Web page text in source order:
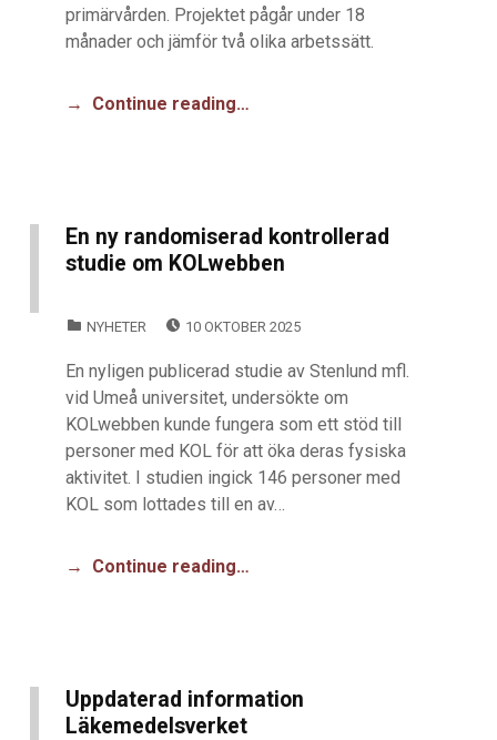
primärvården. Projektet pågår under 18
månader och jämför två olika arbetssätt.
Continue reading…
En ny randomiserad kontrollerad
studie om KOLwebben
NYHETER
10 OKTOBER 2025
En nyligen publicerad studie av Stenlund mfl.
vid Umeå universitet, undersökte om
KOLwebben kunde fungera som ett stöd till
personer med KOL för att öka deras fysiska
aktivitet. I studien ingick 146 personer med
KOL som lottades till en av…
Continue reading…
Uppdaterad information
Läkemedelsverket